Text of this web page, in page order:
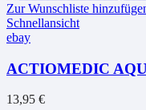
Zur Wunschliste
Schnellansicht
ebay
ACTIOMEDIC
13,95 €